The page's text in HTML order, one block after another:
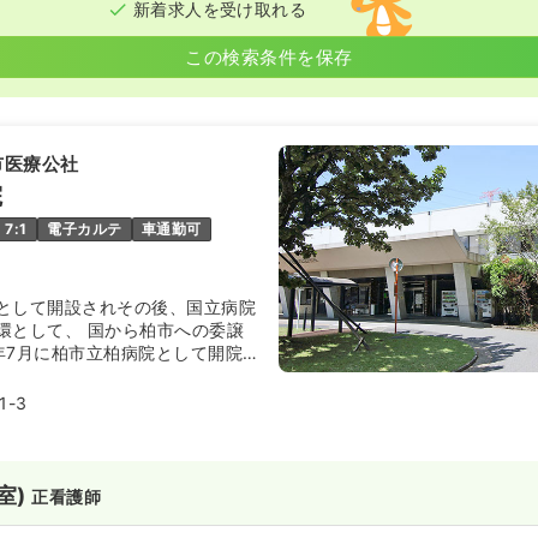
新着求人を受け取れる
この検索条件を保存
療公社
7:1 電子カルテ 車通勤可
して開設されその後、国立病院
として、 国から柏市への委譲
月に柏市立柏病院として開院
財団法人」へ変わり、「柏市立
3
)正看護師